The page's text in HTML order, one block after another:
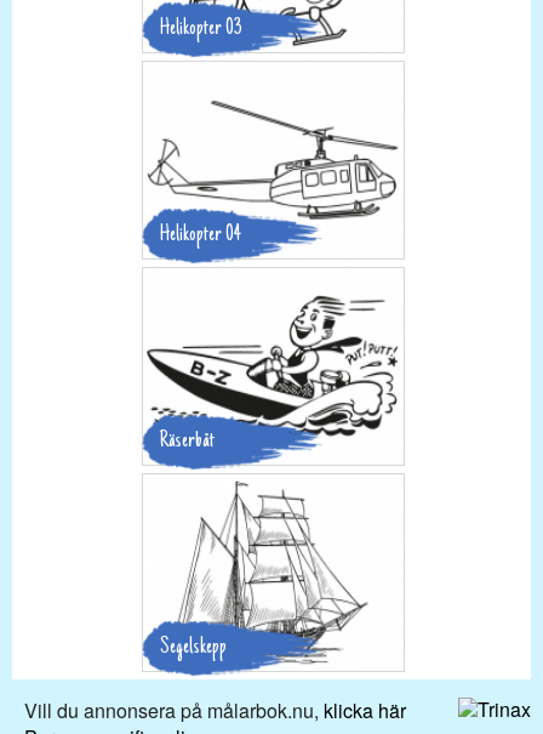
Helikopter 03
Helikopter 04
Räserbåt
Segelskepp
Vill du annonsera på målarbok.nu, klicka här